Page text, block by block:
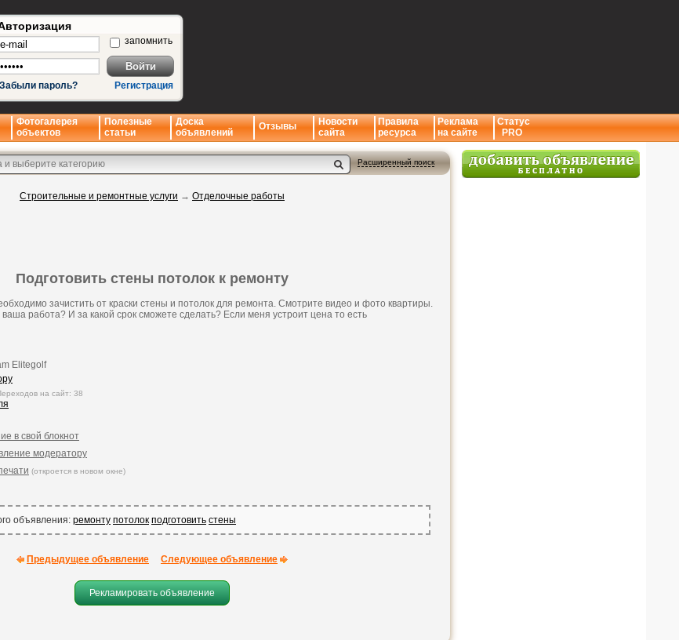
запомнить
Забыли пароль? Регистрация
Фотогалерея
объектов
Полезные
статьи
Доска
объявлений
Отзывы
Новости
сайта
Правила
ресурса
Реклама
на сайте
Статус
PRO
Расширенный поиск
Строительные и ремонтные услуги → Отделочные работы
Подготовить стены потолок к ремонту
зачистить от краски стены и потолок для ремонта. Смотрите видео и фото квартиры.
работа? И за какой срок сможете сделать? Если меня устроит цена то есть
Elitegolf
на сайт: 38
в свой блокнот
модератору
(откроется в новом окне)
объявления: ремонту потолок подготовить стены
Предыдущее объявление Следующее объявление
Рекламировать объявление